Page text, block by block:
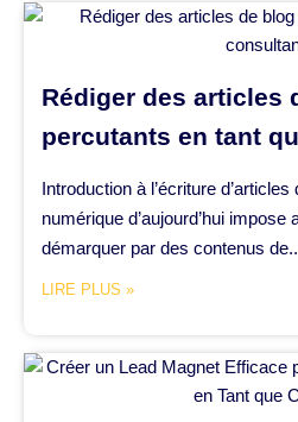
Rédiger des articles
percutants en tant
Introduction à l’écriture
numérique d’aujourd’hui
démarquer par des contenus
LIRE PLUS »